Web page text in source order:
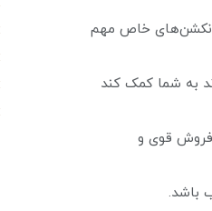
فانکشن‌های خاص مهم
به شما کمک کند
فروش قوی و
باشد.